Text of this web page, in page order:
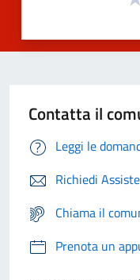
Contatta il
Leggi le
Richiedi
Chiama il
Prenota un